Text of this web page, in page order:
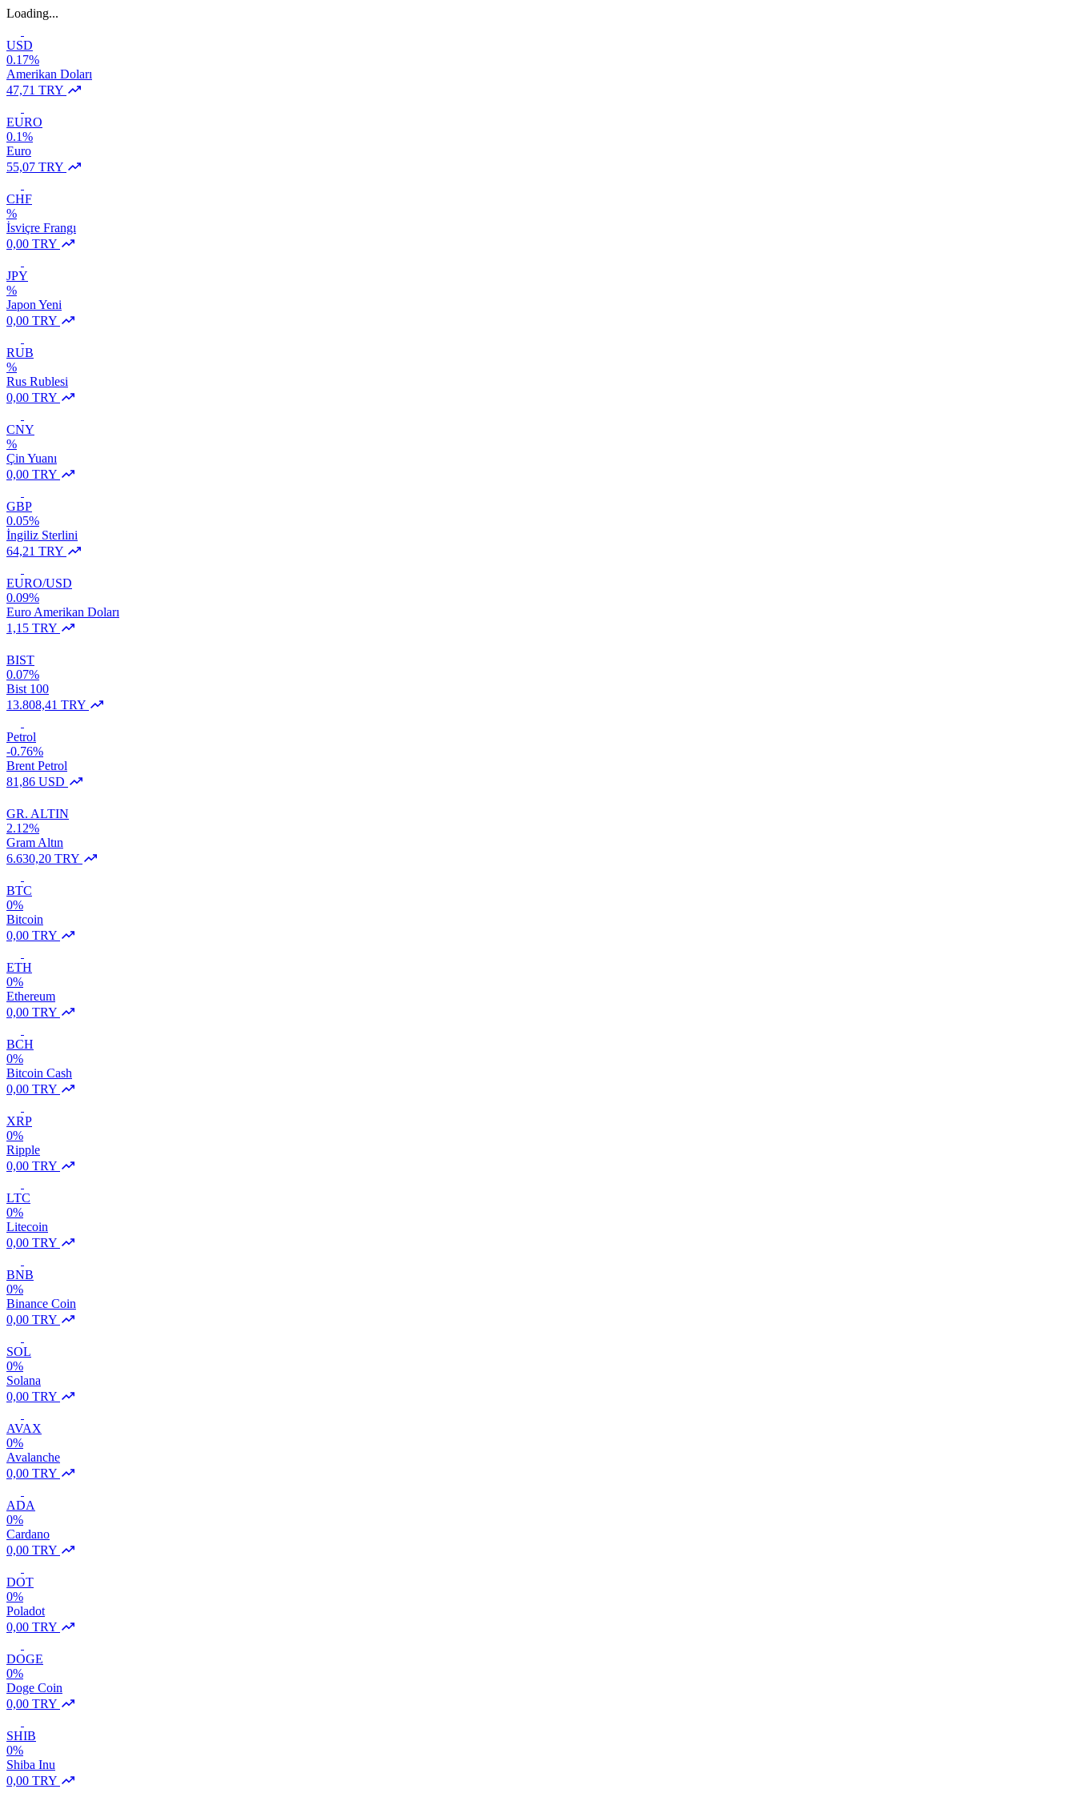
Loading...
USD
0.17%
Amerikan Doları
47,71 TRY
EURO
0.1%
Euro
55,07 TRY
CHF
%
İsviçre Frangı
0,00 TRY
JPY
%
Japon Yeni
0,00 TRY
RUB
%
Rus Rublesi
0,00 TRY
CNY
%
Çin Yuanı
0,00 TRY
GBP
0.05%
İngiliz Sterlini
64,21 TRY
EURO/USD
0.09%
Euro Amerikan Doları
1,15 TRY
BIST
0.07%
Bist 100
13.808,41 TRY
Petrol
-0.76%
Brent Petrol
81,86 USD
GR. ALTIN
2.12%
Gram Altın
6.630,20 TRY
BTC
0%
Bitcoin
0,00 TRY
ETH
0%
Ethereum
0,00 TRY
BCH
0%
Bitcoin Cash
0,00 TRY
XRP
0%
Ripple
0,00 TRY
LTC
0%
Litecoin
0,00 TRY
BNB
0%
Binance Coin
0,00 TRY
SOL
0%
Solana
0,00 TRY
AVAX
0%
Avalanche
0,00 TRY
ADA
0%
Cardano
0,00 TRY
DOT
0%
Poladot
0,00 TRY
DOGE
0%
Doge Coin
0,00 TRY
SHIB
0%
Shiba Inu
0,00 TRY